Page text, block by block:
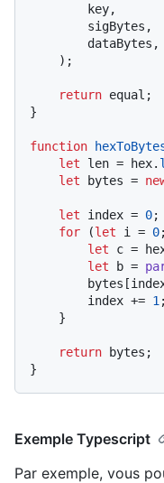
return equal;
}
function
let len = hex.
let bytes =
let index = 0;
for (let i = 0
let c =
let b =
        index +=
1 ;
return bytes;
Exemple Typescript
Par exemple, vous